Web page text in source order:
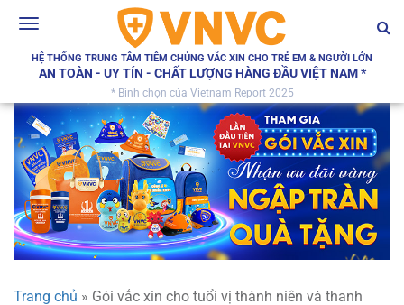
Toggle
HỆ THỐNG TRUNG TÂM TIÊM CHỦNG VẮC XIN CHO TRẺ EM & NGƯỜI LỚN
AN TOÀN - UY TÍN - CHẤT LƯỢNG HÀNG ĐẦU VIỆT NAM *
* Bình chọn của Vietnam Report 2025
Trang chủ » Gói vắc xin cho tuổi vị thành niên và thanh